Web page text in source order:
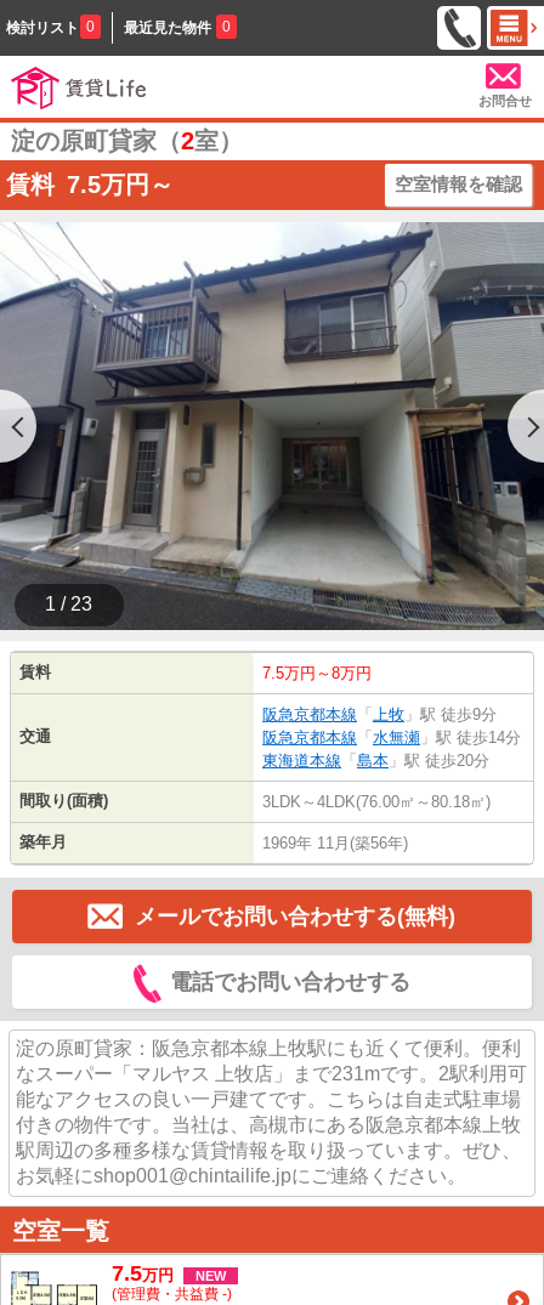
検討リスト 0 最近見た物件 0
お問合せ
淀の原町貸家（2室）
賃料 7.5万円～ 空室情報を確認
1 / 23
賃料 7.5万円～8万円
交通
阪急京都本線 「 上牧 」駅 徒歩9分
阪急京都本線 「 水無瀬 」駅 徒歩14分
東海道本線 「 島本 」駅 徒歩20分
間取り(面積) 3LDK～4LDK(76.00㎡～80.18㎡)
築年月 1969年 11月(築56年)
メールでお問い合わせする(無料)
電話でお問い合わせする
淀の原町貸家：阪急京都本線上牧駅にも近くて便利。便利
なスーパー「マルヤス 上牧店」まで231mです。2駅利用可
能なアクセスの良い一戸建てです。こちらは自走式駐車場
付きの物件です。当社は、高槻市にある阪急京都本線上牧
駅周辺の多種多様な賃貸情報を取り扱っています。ぜひ、
お気軽にshop001@chintailife.jpにご連絡ください。
空室一覧
7.5万円 NEW
(管理費・共益費 -)